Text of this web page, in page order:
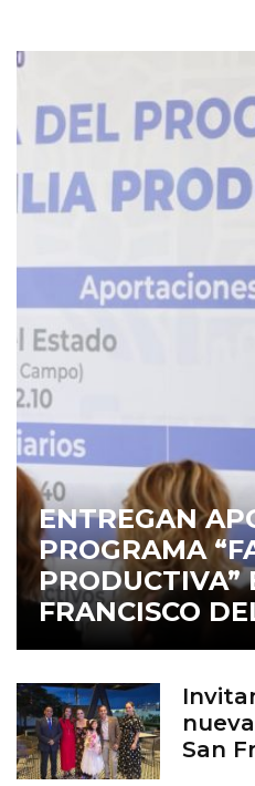
ENTREGAN
PROGRAMA
PRODUCTIVA”
FRANCISCO
San